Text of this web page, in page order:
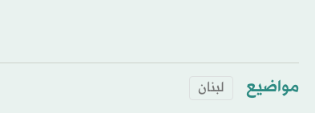
مواضيع لبنان